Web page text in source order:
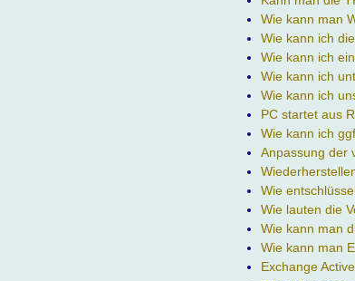
Wie kann man
Wie kann ich
Wie kann ich
Wie kann ich
Wie kann ich
PC startet aus
Wie kann ich
Anpassung der
Wie
Wie lauten die
Wie kann man
Wie kann man
Exchange